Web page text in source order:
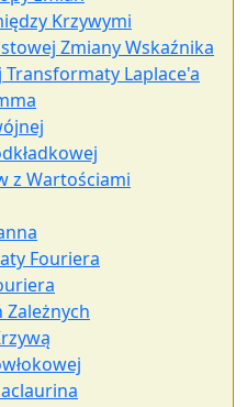
Krzywymi
Zmiany Wskaźnika
Laplace'a
z Wartościami
Fouriera